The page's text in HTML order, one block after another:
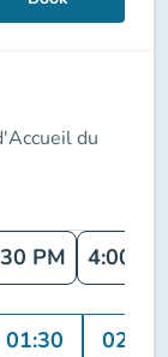
du
PM 4:00
01:30 02:00